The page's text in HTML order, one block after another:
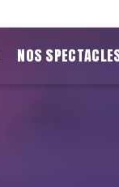
NOS